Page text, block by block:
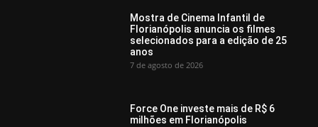
Mostra de Cinema Infantil de
Florianópolis anuncia os filmes
selecionados para a edição de 25
anos
7 de agosto de 2026
Force One investe mais de R$ 6
milhões em Florianópolis